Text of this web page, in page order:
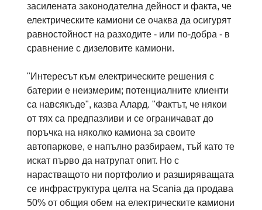
засилената законодателна дейност и факта, че
електрическите камиони се очаква да осигурят
равностойност на разходите - или по-добра - в
сравнение с дизеловите камиони.
"Интересът към електрическите решения с
батерии е неизмерим; потенциалните клиенти
са навсякъде", казва Алард. "Фактът, че някои
от тях са предпазливи и се ограничават до
поръчка на няколко камиона за своите
автопаркове, е напълно разбираем, тъй като те
искат първо да натрупат опит. Но с
нарастващото ни портфолио и разширяващата
се инфраструктура целта на Scania да продава
50% от общия обем на електрическите камиони